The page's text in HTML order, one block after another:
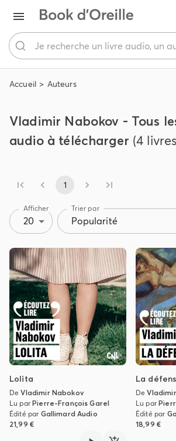
Accueil Auteurs
Vladimir Nabokov - Tous
audio à télécharger (4
1
Afficher
20
Trier par
Popularité
Lolita
DeVladimir Nabokov
Lu parPierre-François Garel
Édité par Gallimard Audio
21,99 €
La
De
Lu par
Édité par
18,99 €